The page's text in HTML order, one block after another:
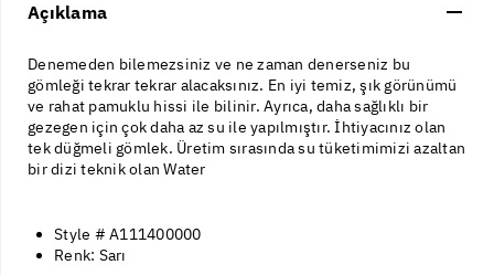
Açıklama
Denemeden bilemezsiniz ve ne zaman denerseniz bu
gömleği tekrar tekrar alacaksınız. En iyi temiz, şık görünümü
ve rahat pamuklu hissi ile bilinir. Ayrıca, daha sağlıklı bir
gezegen için çok daha az su ile yapılmıştır. İhtiyacınız olan
tek düğmeli gömlek. Üretim sırasında su tüketimimizi azaltan
bir dizi teknik olan Water
Style # A111400000
Renk: Sarı